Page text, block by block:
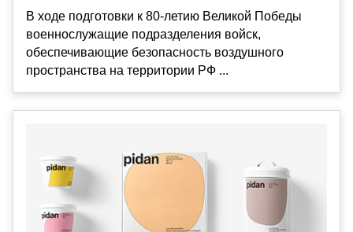
В ходе подготовки к 80-летию Великой Победы
военнослужащие подразделения войск,
обеспечивающие безопасность воздушного
пространства на территории РФ ...